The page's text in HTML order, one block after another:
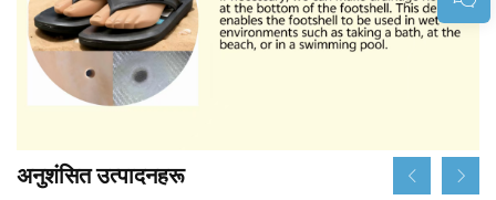
अनुशंसित उत्पादनहरू